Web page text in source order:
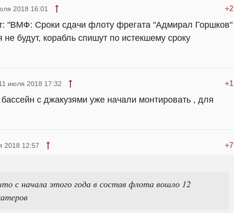
+2
2018 16:01
"ВМФ: Сроки сдачи флоту фрегата "Адмирал Горшков"
не будут, корабль спишут по истекшему сроку
+1
июля 2018 17:32
с джакузями уже начали монтировать , для
+7
2018 12:57
с начала этого года в состав флота вошло 12